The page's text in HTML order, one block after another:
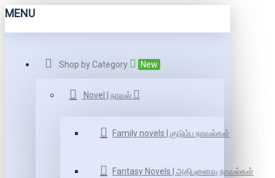
MENU
Shop by Category New
Novel | நாவல்
Family novels | குடும்ப நாவல்கள்
Fantasy Novels | அதிபுனைவு நாவல்கள்